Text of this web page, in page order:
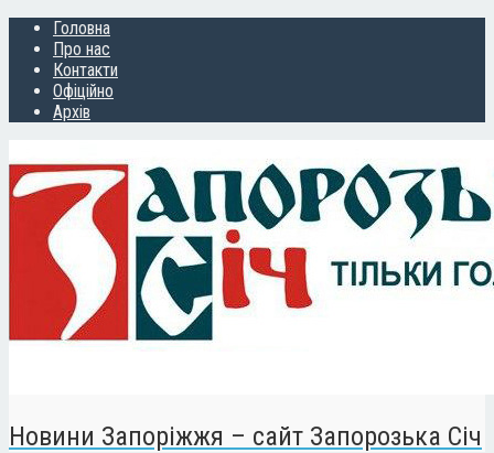
Головна
Про нас
Контакти
Офіційно
Архів
Новини Запоріжжя – сайт Запорозька Січ